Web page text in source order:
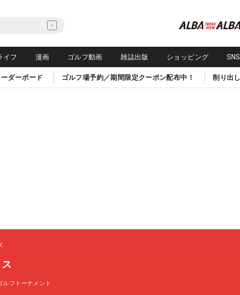
イフ 漫画 ゴルフ動画 雑誌出版 ショッピング
ダーボード ゴルフ場予約／期間限定クーポン配布中！ 削り出
ルフトーナメント